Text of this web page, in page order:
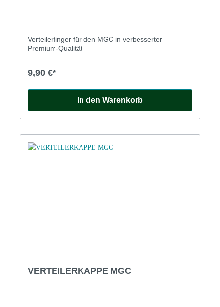
Verteilerfinger für den MGC in verbesserter
Premium-Qualität
9,90 €*
In den Warenkorb
VERTEILERKAPPE MGC